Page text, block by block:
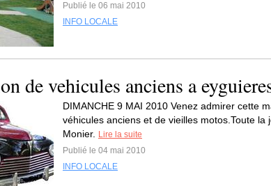
Publié le 06 mai 2010
INFO LOCALE
de vehicules anciens a
DIMANCHE 9 MAI 2010 Venez admirer cette
véhicules anciens et de vieilles motos.Toute la
Monier.
Lire la suite
Publié le 04 mai 2010
INFO LOCALE